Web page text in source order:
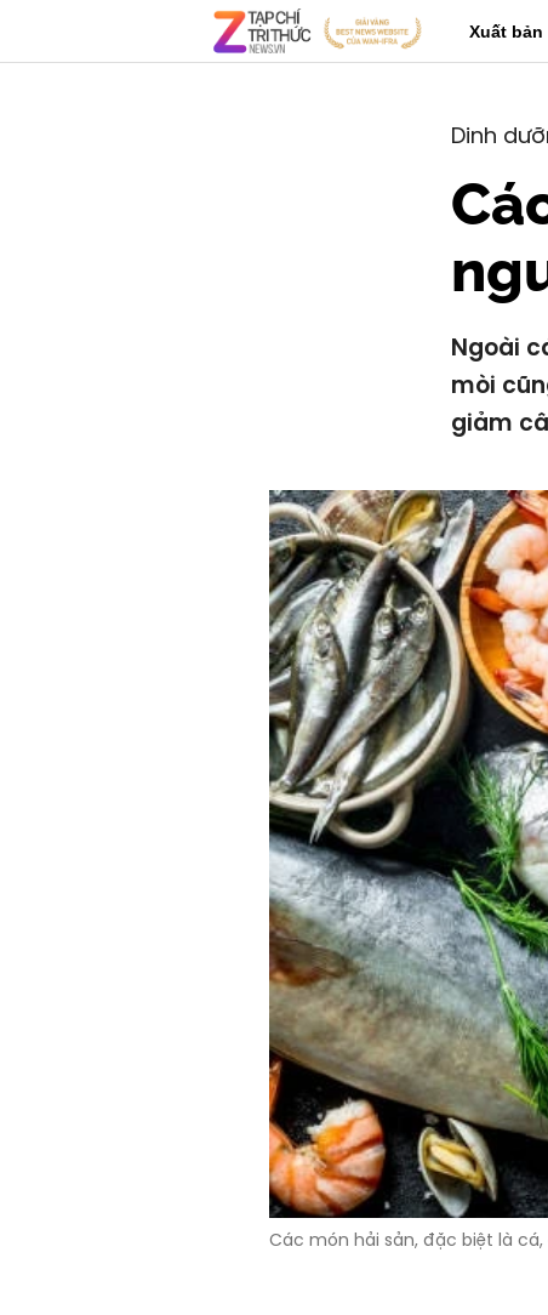
Xuất bản
Dinh
Ngoài
mòi
giảm
Các món hải sản, đặc biệt là